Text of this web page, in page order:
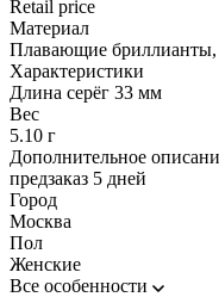
Retail price
Материал
Плавающие бриллианты,
Характеристики
Длина серёг 33 мм
Вес
5.10 г
Дополнительное
предзаказ 5 дней
Город
Москва
Пол
Женские
Все особенности